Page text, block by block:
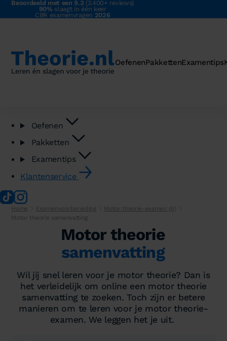
Beoordeeld met een 9.3 (2.400+ reviews)
90% slaagt in één keer
CBR examenvragen 2026
OefenenPakkettenExamentips
Oefenen
Pakketten
Examentips
Klantenservice
Home Examenvoorbereiding
Motor theorie-examen (A)
Motor theorie samenvatting
Motor theorie
samenvatting
Wil jij snel leren voor je motor theorie? Dan is
het verleidelijk om online een motor theorie
samenvatting te zoeken. Toch zijn er betere
manieren om te leren voor je motor theorie-
examen. We leggen het je uit.